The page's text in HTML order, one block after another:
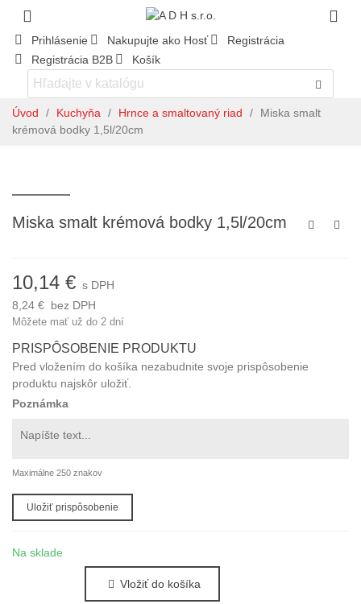
Prihlásenie Nakupujte ako Hosť
Registrácia
Registrácia B2B
Košík
Úvod / Kuchyňa / Hrnce a smaltovaný riad /
Miska smalt
krémová bodky 1,5l/20cm
Miska smalt krémová bodky 1,5l/20cm
10,14 € s DPH
8,24 € bez DPH
Môžete mať už do 2 dní
PRISPÔSOBENIE PRODUKTU
Pred vložením do košíka nezabudnite svoje prispôsobenie
produktu najskôr uložiť.
Poznámka
Maximálne 250 znakov
Uložiť prispôsobenie
Na sklade
Vložiť do košíka